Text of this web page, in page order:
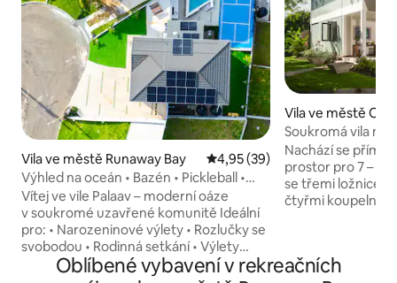
Vila ve městě Runaway Bay Průměrné hodnocení 4,95 z 5,
4,95 (39)
Výhled na oceán • Bazén • Pickleball •
Uzavřený | Pro 12
Vítej ve vile Palaav – moderní oáze
v soukromé uzavřené komunitě Ideální
pro: • Narozeninové výlety • Rozlučky se
svobodou • Rodinná setkání • Výlety
s přáteli • Úklidy 🎉 Sváteční balíčky již od
Vila ve městě
Soukromá vila na
Nachází se přímo
prostor pro 7 – přiveď
se třemi
čtyřmi
jídelní/barovou a
Oblíbené vybavení v rekreačních